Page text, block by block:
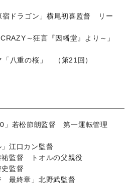
ドラゴン」横尾初喜監督 リー
～狂言『因幡堂』より～」
八重の桜」 （第21回）
若松節朗監督 第一運転管理
」江口カン監督
監督 トオルの父親役
史監督
最終章」北野武監督